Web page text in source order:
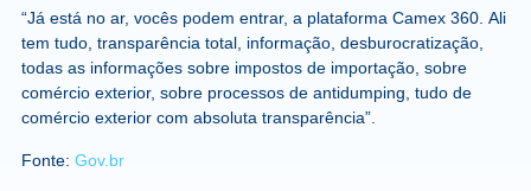
“Já está no ar, vocês podem entrar, a plataforma Camex 360. Ali
tem tudo, transparência total, informação, desburocratização,
todas as informações sobre impostos de importação, sobre
comércio exterior, sobre processos de antidumping, tudo de
comércio exterior com absoluta transparência”.
Fonte: Gov.br